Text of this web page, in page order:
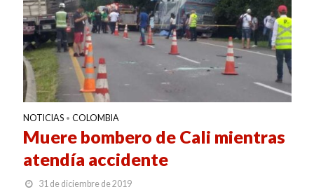
NOTICIAS • COLOMBIA
Muere bombero de Cali mientras
atendía accidente
31 de diciembre de 2019